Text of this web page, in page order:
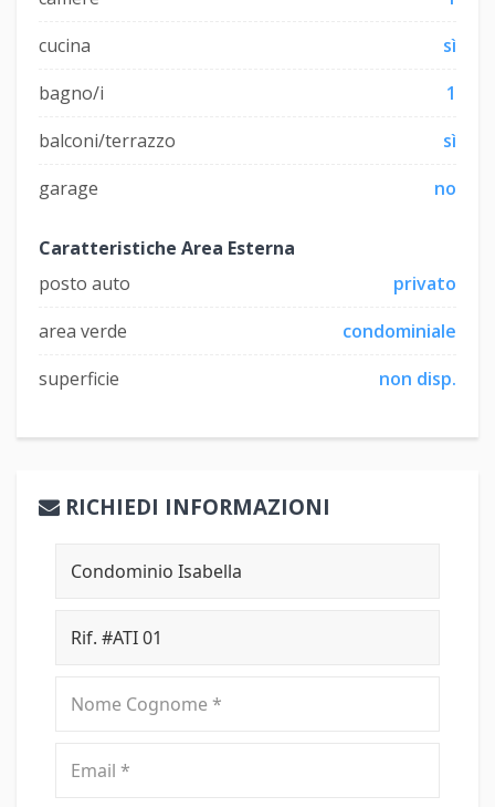
cucina
sì
bagno/i
1
balconi/terrazzo
sì
garage
no
Caratteristiche Area Esterna
posto auto
privato
area verde
condominiale
superficie
non disp.
RICHIEDI INFORMAZIONI